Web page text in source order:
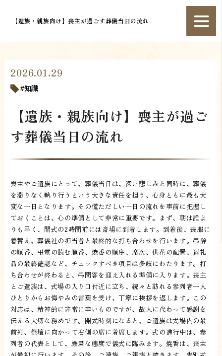
【遺族・親族向け】喪主が過ごす葬儀当日の流れ
2026.01.29
知識
【遺族・親族向け】喪主が過ご
す葬儀当日の流れ
喪主やご遺族にとって、葬儀当日は、深い悲しみと同時に、葬儀
を滞りなく執り行うという大きな責任を担う、心身ともに最も大
変な一日となります。その慌ただしい一日の流れを事前に把握し
ておくことは、心の準備として非常に重要です。まず、朝は誰よ
りも早く、開式の2時間前には斎場に到着します。到着後、喪服に
着替え、葬儀社の担当者と最終的な打ち合わせを行います。弔辞
の順番、弔電の読む順番、焼香の順序、席次、供花の配置、返礼
品の最終確認など、チェックすべき項目は多岐にわたります。打
ち合わせが終わると、弔問客を迎え入れる準備に入ります。喪主
とご遺族は、式場の入り口付近に立ち、続々と訪れる参列者一人
ひとりからお悔やみの言葉を受け、丁寧に挨拶を返します。この
対応は、精神的に非常に辛いものですが、故人に代わって感謝を
伝える大切な務めです。開式時刻になると、ご遺族は式場内の最
前列、祭壇に向かって右側の席に着席します。式の進行中は、参
列者の代表として、厳粛な態度で儀式に臨みます。焼香は、喪主